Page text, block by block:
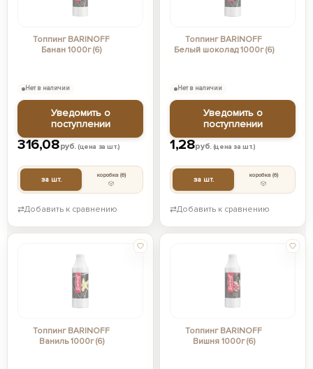
Топпинг BARINOFF
Банан 1000г (6)
316,08руб.(цена за шт.)
за шт. коробка(6)
Нет в наличии
Уведомить о
поступлении
⇄Добавить к сравнению
Топпинг BARINOFF
Белый шоколад 1000г (6)
1,28руб.(цена за шт.)
за шт. коробка(6)
Нет в наличии
Уведомить о
поступлении
⇄Добавить к сравнению
Топпинг BARINOFF
Ваниль 1000г (6)
Топпинг BARINOFF
Вишня 1000г (6)